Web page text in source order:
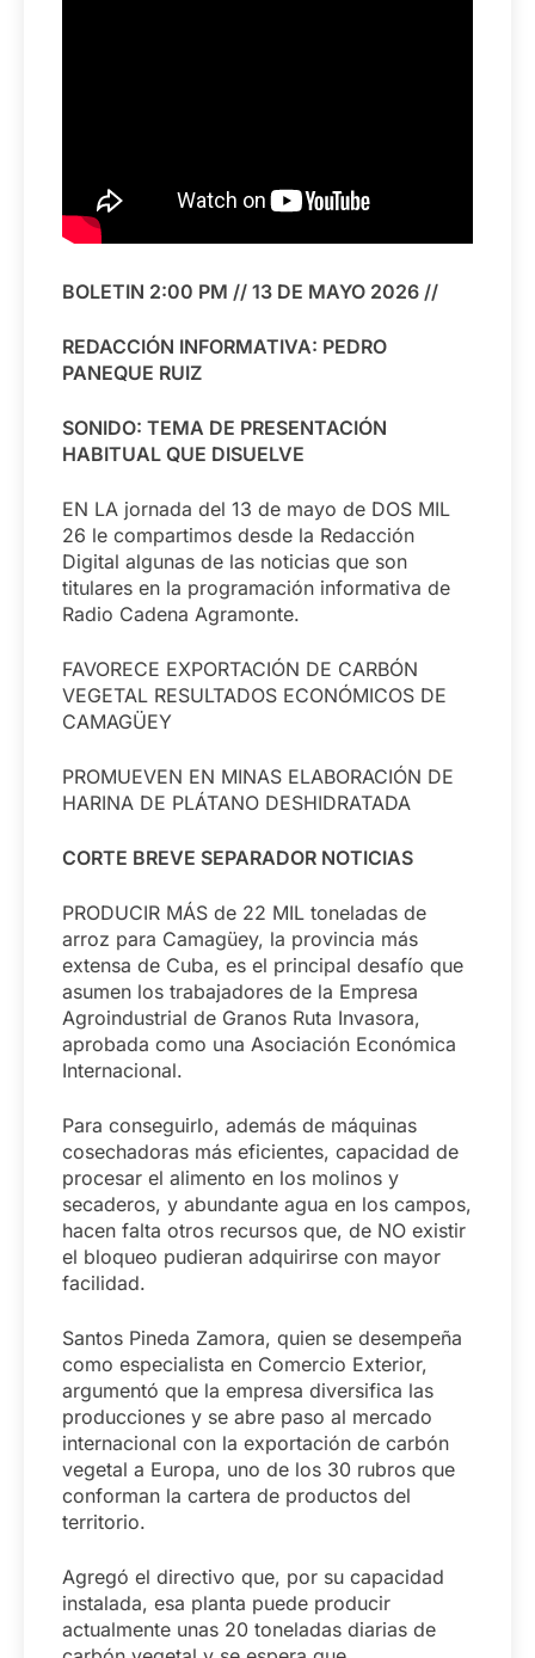
BOLETIN 2:00 PM // 13 DE MAYO 2026 //
REDACCIÓN INFORMATIVA: PEDRO
PANEQUE RUIZ
SONIDO: TEMA DE PRESENTACIÓN
HABITUAL QUE DISUELVE
EN LA jornada del 13 de mayo de DOS MIL
26 le compartimos desde la Redacción
Digital algunas de las noticias que son
titulares en la programación informativa de
Radio Cadena Agramonte.
FAVORECE EXPORTACIÓN DE CARBÓN
VEGETAL RESULTADOS ECONÓMICOS DE
CAMAGÜEY
PROMUEVEN EN MINAS ELABORACIÓN DE
HARINA DE PLÁTANO DESHIDRATADA
CORTE BREVE SEPARADOR NOTICIAS
PRODUCIR MÁS de 22 MIL toneladas de
arroz para Camagüey, la provincia más
extensa de Cuba, es el principal desafío que
asumen los trabajadores de la Empresa
Agroindustrial de Granos Ruta Invasora,
aprobada como una Asociación Económica
Internacional.
Para conseguirlo, además de máquinas
cosechadoras más eficientes, capacidad de
procesar el alimento en los molinos y
secaderos, y abundante agua en los campos,
hacen falta otros recursos que, de NO existir
el bloqueo pudieran adquirirse con mayor
facilidad.
Santos Pineda Zamora, quien se desempeña
como especialista en Comercio Exterior,
argumentó que la empresa diversifica las
producciones y se abre paso al mercado
internacional con la exportación de carbón
vegetal a Europa, uno de los 30 rubros que
conforman la cartera de productos del
territorio.
Agregó el directivo que, por su capacidad
instalada, esa planta puede producir
actualmente unas 20 toneladas diarias de